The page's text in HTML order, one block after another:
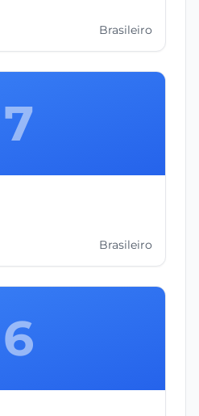
Brasileiro
7
Brasileiro
6